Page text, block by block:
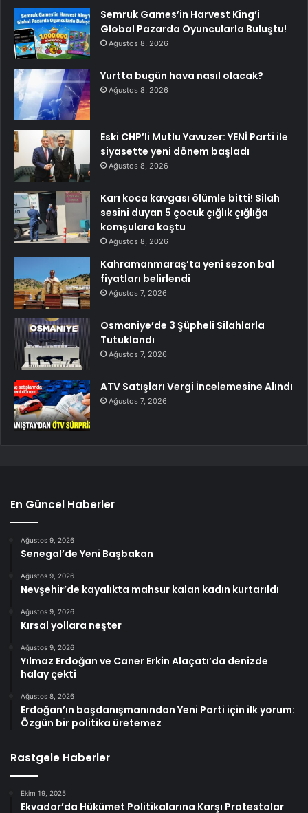
Semruk Games’in Harvest King’i
Global Pazarda Oyuncularla Buluştu!
Ağustos 8, 2026
Yurtta bugün hava nasıl olacak?
Ağustos 8, 2026
Eski CHP’li Mutlu Yavuzer: YENİ Parti ile
siyasette yeni dönem başladı
Ağustos 8, 2026
Karı koca kavgası ölümle bitti! Silah
sesini duyan 5 çocuk çığlık çığlığa
komşulara koştu
Ağustos 8, 2026
Kahramanmaraş’ta yeni sezon bal
fiyatları belirlendi
Ağustos 7, 2026
Osmaniye’de 3 Şüpheli Silahlarla
Tutuklandı
Ağustos 7, 2026
ATV Satışları Vergi İncelemesine Alındı
Ağustos 7, 2026
En Güncel Haberler
Ağustos 9, 2026
Senegal’de Yeni Başbakan
Ağustos 9, 2026
Nevşehir’de kayalıkta mahsur kalan kadın kurtarıldı
Ağustos 9, 2026
Kırsal yollara neşter
Ağustos 9, 2026
Yılmaz Erdoğan ve Caner Erkin Alaçatı’da denizde
halay çekti
Ağustos 8, 2026
Erdoğan’ın başdanışmanından Yeni Parti için ilk yorum:
Özgün bir politika üretemez
Rastgele Haberler
Ekim 19, 2025
Ekvador’da Hükümet Politikalarına Karşı Protestolar